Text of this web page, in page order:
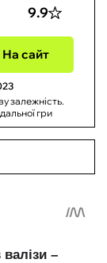
9.9
На сайт
залежність.
гри